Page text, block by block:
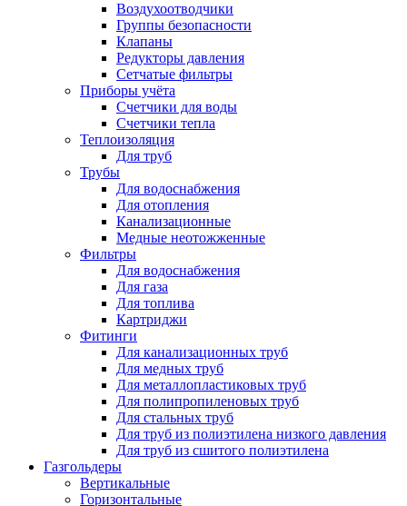
Воздухоотводчики
Группы безопасности
Клапаны
Редукторы давления
Сетчатые фильтры
Приборы учёта
Счетчики для воды
Счетчики тепла
Теплоизоляция
Для труб
Трубы
Для водоснабжения
Для отопления
Канализационные
Медные неотожженные
Фильтры
Для водоснабжения
Для газа
Для топлива
Картриджи
Фитинги
Для канализационных труб
Для медных труб
Для металлопластиковых труб
Для полипропиленовых труб
Для стальных труб
Для труб из полиэтилена низкого давления
Для труб из сшитого полиэтилена
Газгольдеры
Вертикальные
Горизонтальные